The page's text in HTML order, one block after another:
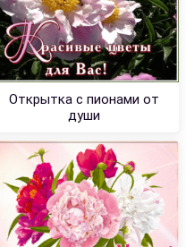
Открытка с пионами от
души